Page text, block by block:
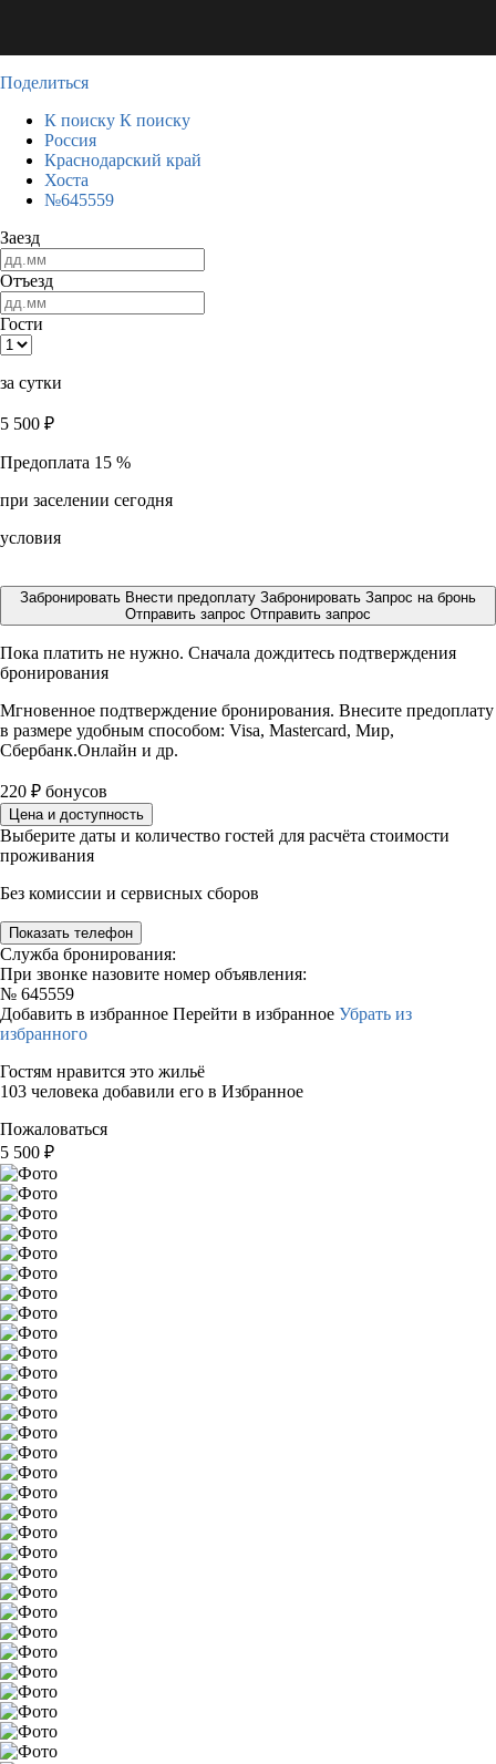
Поделиться
К поиску К поиску
Россия
Краснодарский край
Хоста
№645559
Заезд
Отъезд
Гости
за сутки
5 500 ₽
Предоплата 15 %
при заселении сегодня
условия
Забронировать Внести предоплату Забронировать Запрос на бронь
Отправить запрос Отправить запрос
Пока платить не нужно. Сначала дождитесь подтверждения
бронирования
Мгновенное подтверждение бронирования. Внесите предоплату
в размере удобным способом: Visa, Mastercard, Мир,
Сбербанк.Онлайн и др.
220 ₽ бонусов
Цена и доступность
Выберите даты и количество гостей для расчёта стоимости
проживания
Без комиссии и сервисных сборов
Показать телефон
Служба бронирования:
При звонке назовите номер объявления:
№ 645559
Добавить в избранное Перейти в избранное Убрать из
избранного
Гостям нравится это жильё
103 человека добавили его в Избранное
Пожаловаться
5 500 ₽